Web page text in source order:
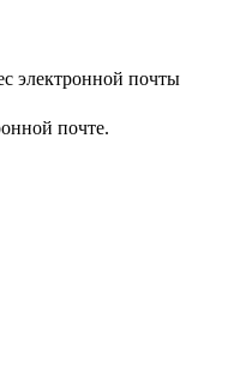
электронной почты
почте.